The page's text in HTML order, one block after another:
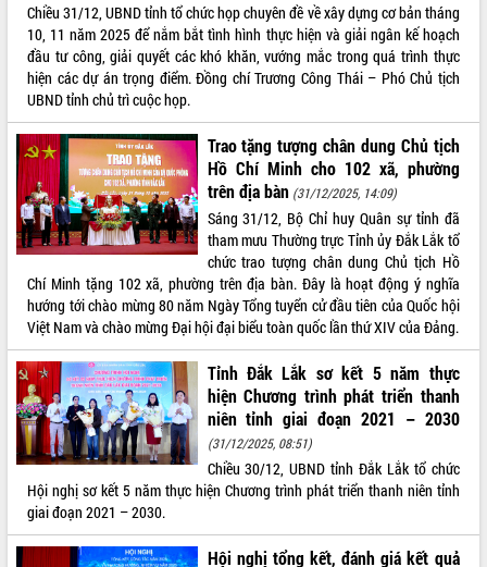
Thứ trưởng Bộ Nông nghiệp và Môi
trường Nguyễn Hoàng Hiệp khảo sát
vùng trồng và doanh nghiệp đóng gói
sầu riêng tại Đắk Lắk
Trình diễn nghệ thuật chế biến các
món ăn từ sầu riêng
Đắk Lắk công bố Quy hoạch và xúc
tiến đầu tư tỉnh
Ngành cá ngừ Đắk Lắk chủ động thích
ứng để giữ vững thị trường xuất khẩu
Diễn đàn Kinh tế tư nhân Việt Nam đột
phá cơ chế - Hợp tác công tư
Đề án 06 tạo bước ngoặt đột phá trong
cải cách hành chính tỉnh Đắk Lắk
Kết nối tour, đẩy mạnh chuyển đổi số
để phát triển du lịch Đắk Lắk
Khởi động Dự án Đầu tư xây dựng hạ
tầng kỹ thuật Cụm công nghiệp Tân
Tiến
Gặp mặt các cơ quan báo chí nhân Kỷ
niệm 101 năm Ngày Báo chí Cách
mạng Việt Nam
Đắk Lắk sơ kết 4 năm triển khai thực
Chiều 31/12, UBND tỉnh tổ chức họp chuyên đề về xây dựng cơ bản tháng
10, 11 năm 2025 để nắm bắt tình hình thực hiện và giải ngân kế hoạch
đầu tư công, giải quyết các khó khăn, vướng mắc trong quá trình thực
hiện các dự án trọng điểm. Đồng chí Trương Công Thái – Phó Chủ tịch
UBND tỉnh chủ trì cuộc họp.
Trao tặng tượng chân dung Chủ tịch
Hồ Chí Minh cho 102 xã, phường
trên địa bàn (31/12/2025, 14:09)
Sáng 31/12, Bộ Chỉ huy Quân sự tỉnh đã
tham mưu Thường trực Tỉnh ủy Đắk Lắk tổ
chức trao tượng chân dung Chủ tịch Hồ
Chí Minh tặng 102 xã, phường trên địa bàn. Đây là hoạt động ý nghĩa
hướng tới chào mừng 80 năm Ngày Tổng tuyển cử đầu tiên của Quốc hội
Việt Nam và chào mừng Đại hội đại biểu toàn quốc lần thứ XIV của Đảng.
Tỉnh Đắk Lắk sơ kết 5 năm thực
hiện Chương trình phát triển thanh
niên tỉnh giai đoạn 2021 – 2030
(31/12/2025, 08:51)
Chiều 30/12, UBND tỉnh Đắk Lắk tổ chức
Hội nghị sơ kết 5 năm thực hiện Chương trình phát triển thanh niên tỉnh
giai đoạn 2021 – 2030.
Hội nghị tổng kết, đánh giá kết quả